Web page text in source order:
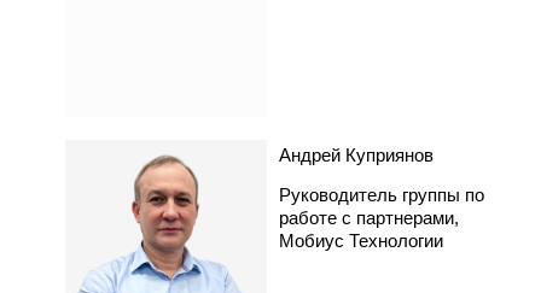
Андрей Куприянов
Руководитель группы по
работе с партнерами,
Мобиус Технологии